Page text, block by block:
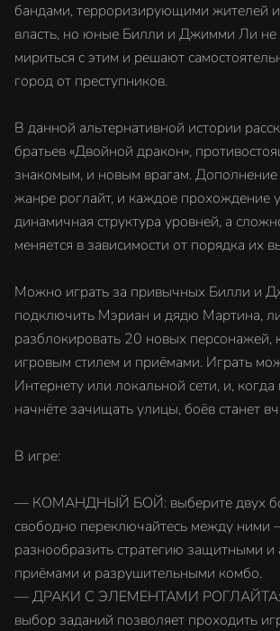
бандами, терроризирующими жителей
власть, но юные Билли и Джимми Ли
мириться с этим и решают
город от преступников.
В данной альтернативной истории
братьев «Двойной дракон»,
знакомым, и новым врагам. Дополнение
жанре роглайт, и каждое прохождение
динамичная структура уровней, а
меняется в зависимости от порядка их
Можно играть за привычных Билли и
подключить Мэриан и дядю Мартина,
разблокировать 20 новых персонажей,
игровым стилем и приёмами. Играть
Интернету или локальной сети, и,
начнёте зачищать улицы, боёв станет
В игре:
— КОМАНДНЫЙ БОЙ: выберите двух
свободно переключайтесь между
разнообразить стратегию защитными
приёмами и разрушительными комбо.
— ДРАКИ С ЭЛЕМЕНТАМИ РОГЛАЙТА:
выбор заданий позволяет проходить